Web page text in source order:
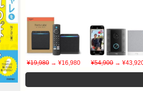
¥19,980 → ¥16,980 ¥54,900→